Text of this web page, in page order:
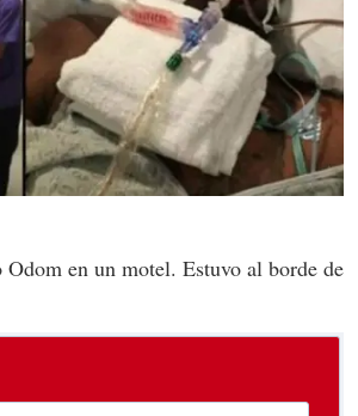
en un motel. Estuvo al borde de